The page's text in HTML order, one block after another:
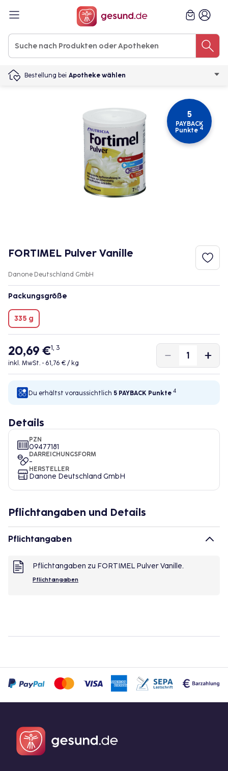
Bestellung bei Apotheke wählen
5
PAYBACK
Punkte 4
FORTIMEL Pulver Vanille
Danone Deutschland GmbH
Packungsgröße
335 g
20,69 €1, 3
inkl. MwSt. • 61,76 € / kg
Du erhältst voraussichtlich 5 PAYBACK Punkte 4
Details
PZN
09477181
DARREICHUNGSFORM
-
HERSTELLER
Danone Deutschland GmbH
Pflichtangaben und Details
Pflichtangaben
Pflichtangaben zu FORTIMEL Pulver Vanille.
Pflichtangaben